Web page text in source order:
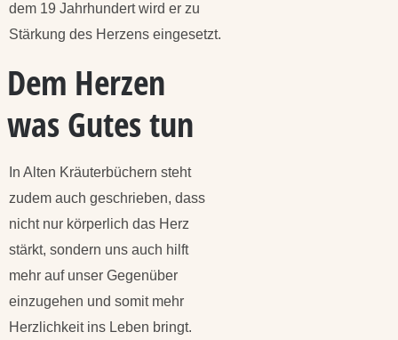
dem 19 Jahrhundert wird er zu
Stärkung des Herzens eingesetzt.
Dem Herzen
was Gutes tun
In Alten Kräuterbüchern steht
zudem auch geschrieben, dass
nicht nur körperlich das Herz
stärkt, sondern uns auch hilft
mehr auf unser Gegenüber
einzugehen und somit mehr
Herzlichkeit ins Leben bringt.